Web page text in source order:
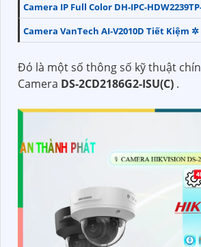
Camera IP Full Color DH-IPC-
Camera VanTech AI-V2010D Tiết Kiệm ✲
Đó là một số thông số kỹ thuật
Camera DS-2CD2186G2-ISU(C) .